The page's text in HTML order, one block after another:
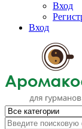
Вход
Вход